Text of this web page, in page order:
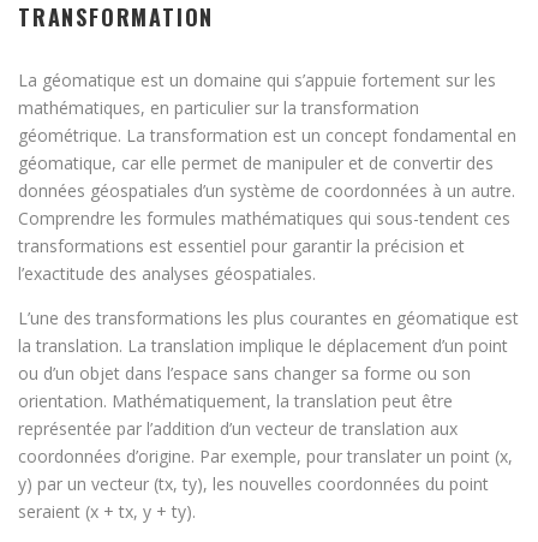
TRANSFORMATION
La géomatique est un domaine qui s’appuie fortement sur les
mathématiques, en particulier sur la transformation
géométrique. La transformation est un concept fondamental en
géomatique, car elle permet de manipuler et de convertir des
données géospatiales d’un système de coordonnées à un autre.
Comprendre les formules mathématiques qui sous-tendent ces
transformations est essentiel pour garantir la précision et
l’exactitude des analyses géospatiales.
L’une des transformations les plus courantes en géomatique est
la translation. La translation implique le déplacement d’un point
ou d’un objet dans l’espace sans changer sa forme ou son
orientation. Mathématiquement, la translation peut être
représentée par l’addition d’un vecteur de translation aux
coordonnées d’origine. Par exemple, pour translater un point (x,
y) par un vecteur (tx, ty), les nouvelles coordonnées du point
seraient (x + tx, y + ty).